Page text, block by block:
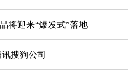
将迎来“爆发式”落地
搜狗公司